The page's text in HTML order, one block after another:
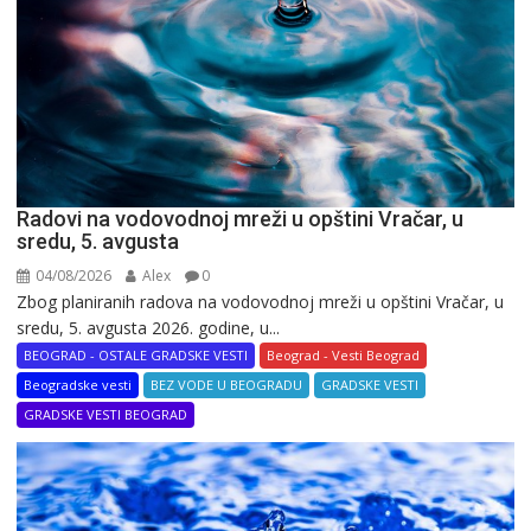
Radovi na vodovodnoj mreži u opštini Vračar, u
sredu, 5. avgusta
04/08/2026 Alex 0
Zbog planiranih radova na vodovodnoj mreži u opštini Vračar, u
sredu, 5. avgusta 2026. godine, u...
BEOGRAD - OSTALE GRADSKE VESTI
Beograd - Vesti Beograd
Beogradske vesti
BEZ VODE U BEOGRADU
GRADSKE VESTI
GRADSKE VESTI BEOGRAD